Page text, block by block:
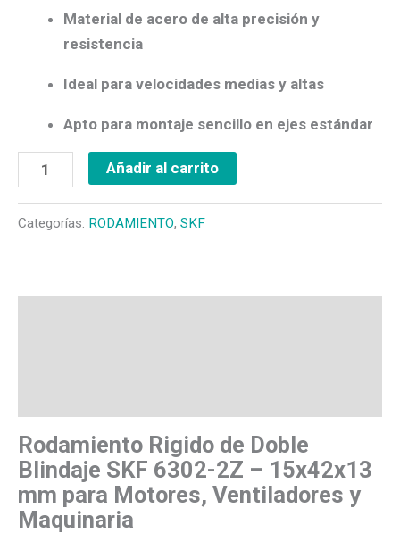
Material de acero de alta precisión y
resistencia
Ideal para velocidades medias y altas
Apto para montaje sencillo en ejes estándar
Añadir al carrito
Categorías: RODAMIENTO, SKF
Rodamiento Rigido de Doble
Blindaje SKF 6302-2Z – 15x42x13
mm para Motores, Ventiladores y
Maquinaria